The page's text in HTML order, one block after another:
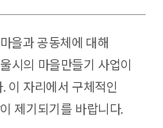
을과 공동체에 대해
시의 마을만들기 사업이
이 자리에서 구체적인
제기되기를 바랍니다.